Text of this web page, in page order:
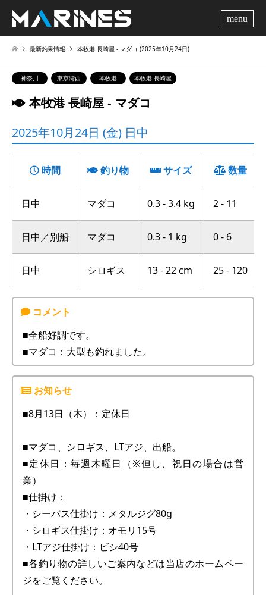
最新釣果情報 本牧港 長崎屋 ‐ マダコ (2025年10月24日)
神奈川 東京湾西 本牧港 本牧港 長崎屋
本牧港 長崎屋 ‐ マダコ
2025年10月24日 (金) 日中
時間 釣り物 サイズ 数量
日中 マダコ 0.3 - 3.4 kg 2 - 11
日中／別船 マダコ 0.3 - 1 kg 0 - 6
日中 シロギス 13 - 22 cm 25 - 120
■全船好調です。
■マダコ：大型も釣れました。
■8月13日（木）：定休日
■マダコ、シロギス、LTアジ、出船。
■定休日：毎週木曜日（※但し、祝日の場合は営
業）
■仕掛け：
・シーバス仕掛け：メタルジグ80g
・シロギス仕掛け：オモリ15号
・LTアジ仕掛け：ビシ40号
■各釣り物の詳しいご案内などは当店のホームペー
ジをご覧ください。